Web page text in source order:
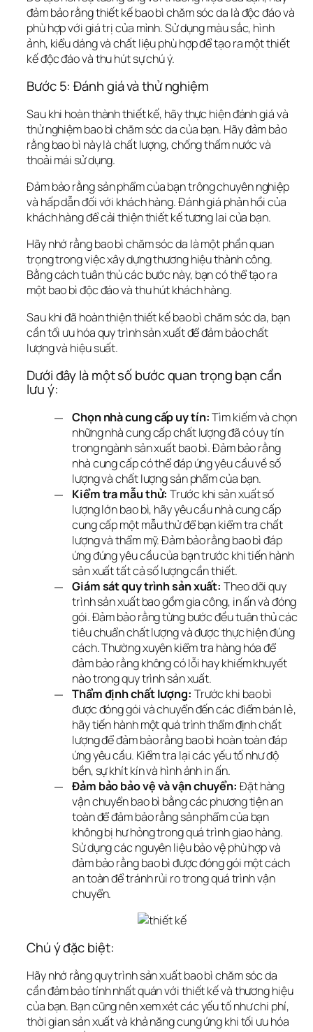
đảm bảo rằng thiết kế bao bì chăm sóc da là độc đáo và
phù hợp với giá trị của mình. Sử dụng màu sắc, hình
ảnh, kiểu dáng và chất liệu phù hợp để tạo ra một thiết
kế độc đáo và thu hút sự chú ý.
Bước 5: Đánh giá và thử nghiệm
Sau khi hoàn thành thiết kế, hãy thực hiện đánh giá và
thử nghiệm bao bì chăm sóc da của bạn. Hãy đảm bảo
rằng bao bì này là chất lượng, chống thấm nước và
thoải mái sử dụng.
Đảm bảo rằng sản phẩm của bạn trông chuyên nghiệp
và hấp dẫn đối với khách hàng. Đánh giá phản hồi của
khách hàng để cải thiện thiết kế tương lai của bạn.
Hãy nhớ rằng bao bì chăm sóc da là một phần quan
trọng trong việc xây dựng thương hiệu thành công.
Bằng cách tuân thủ các bước này, bạn có thể tạo ra
một bao bì độc đáo và thu hút khách hàng.
Sau khi đã hoàn thiện thiết kế bao bì chăm sóc da, bạn
cần tối ưu hóa quy trình sản xuất để đảm bảo chất
lượng và hiệu suất.
Dưới đây là một số bước quan trọng bạn cần
lưu ý:
Chọn nhà cung cấp uy tín:Tìm kiếm và chọn
những nhà cung cấp chất lượng đã có uy tín
trong ngành sản xuất bao bì. Đảm bảo rằng
nhà cung cấp có thể đáp ứng yêu cầu về số
lượng và chất lượng sản phẩm của bạn.
Kiểm tra mẫu thử: Trước khi sản xuất số
lượng lớn bao bì, hãy yêu cầu nhà cung cấp
cung cấp một mẫu thử để bạn kiểm tra chất
lượng và thẩm mỹ. Đảm bảo rằng bao bì đáp
ứng đúng yêu cầu của bạn trước khi tiến hành
sản xuất tất cả số lượng cần thiết.
Giám sát quy trình sản xuất: Theo dõi quy
trình sản xuất bao gồm gia công, in ấn và đóng
gói. Đảm bảo rằng từng bước đều tuân thủ các
tiêu chuẩn chất lượng và được thực hiện đúng
cách. Thường xuyên kiểm tra hàng hóa để
đảm bảo rằng không có lỗi hay khiếm khuyết
nào trong quy trình sản xuất.
Thẩm định chất lượng: Trước khi bao bì
được đóng gói và chuyển đến các điểm bán lẻ,
hãy tiến hành một quá trình thẩm định chất
lượng để đảm bảo rằng bao bì hoàn toàn đáp
ứng yêu cầu. Kiểm tra lại các yếu tố như độ
bền, sự khít kín và hình ảnh in ấn.
Đảm bảo bảo vệ và vận chuyển: Đặt hàng
vận chuyển bao bì bằng các phương tiện an
toàn để đảm bảo rằng sản phẩm của bạn
không bị hư hỏng trong quá trình giao hàng.
Sử dụng các nguyên liệu bảo vệ phù hợp và
đảm bảo rằng bao bì được đóng gói một cách
an toàn để tránh rủi ro trong quá trình vận
chuyển.
Chú ý đặc biệt:
Hãy nhớ rằng quy trình sản xuất bao bì chăm sóc da
cần đảm bảo tính nhất quán với thiết kế và thương hiệu
của bạn. Bạn cũng nên xem xét các yếu tố như chi phí,
thời gian sản xuất và khả năng cung ứng khi tối ưu hóa